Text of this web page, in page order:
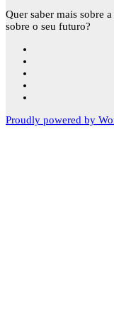
Quer saber mais sobre
sobre o seu futuro?
Proudly powered by